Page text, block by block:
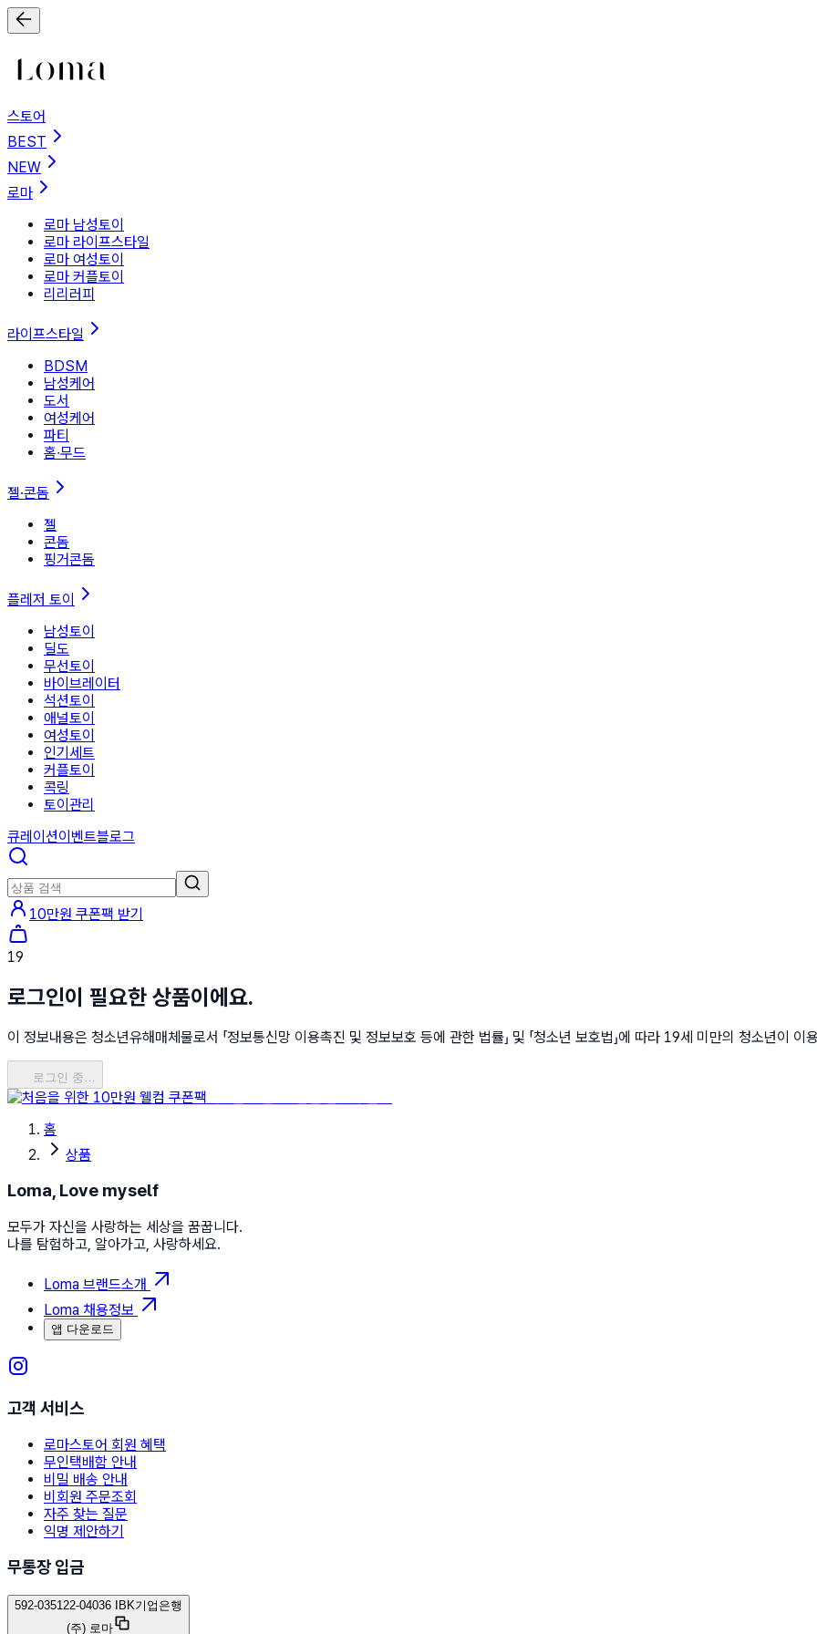
스토어
BEST
NEW
로마
로마 남성토이
로마 라이프스타일
로마 여성토이
로마 커플토이
리리러피
라이프스타일
BDSM
남성케어
도서
여성케어
파티
홈∙무드
젤·콘돔
젤
콘돔
핑거콘돔
플레저 토이
남성토이
딜도
무선토이
바이브레이터
석션토이
애널토이
여성토이
인기세트
커플토이
콕링
토이관리
큐레이션이벤트블로그
10만원 쿠폰팩 받기
19
로그인이 필요한 상품이에요.
이 정보내용은 청소년유해매체물로서 「정보통신망 이용촉진 및 정보보호 등에 관한 법률」 및 「청소년 보호법」에 따라 19세 미만의 청소년이 이
로그인 중…
홈
상품
Loma, Love myself
모두가 자신을 사랑하는 세상을 꿈꿉니다.
나를 탐험하고, 알아가고, 사랑하세요.
Loma 브랜드소개
Loma 채용정보
앱 다운로드
고객 서비스
로마스토어 회원 혜택
무인택배함 안내
비밀 배송 안내
비회원 주문조회
자주 찾는 질문
익명 제안하기
무통장 입금
592-035122-04036 IBK기업은행
(주) 로마